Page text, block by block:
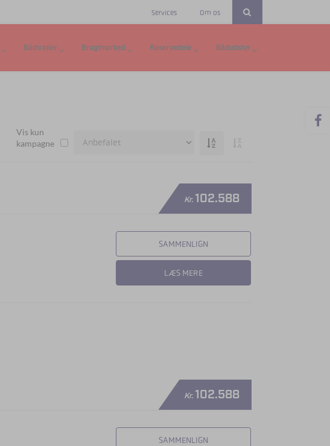
Services Om os
Bådtrailer Brugtmarked Reservedele Bådudstyr
Vis kun
kampagne
Kr. 102.588
SAMMENLIGN
LÆS MERE
Kr. 102.588
SAMMENLIGN